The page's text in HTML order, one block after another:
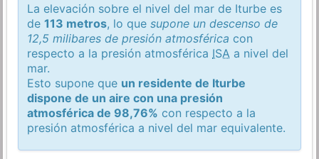
La elevación sobre el nivel del mar de Iturbe es
de113 metros, lo quesupone un descenso de
12,5 milibares de presión atmosférica con
respecto a la presión atmosférica ISA a nivel del
mar.
Esto supone que un residente de Iturbe
dispone de un aire con una presión
atmosférica de 98,76% con respecto a la
presión atmosférica a nivel del mar equivalente.